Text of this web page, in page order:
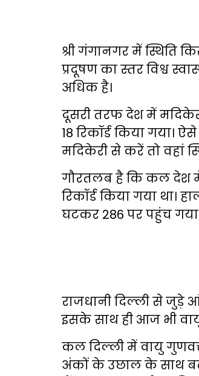
श्री गंगानगर में स्थिति
प्रदूषण का स्तर विश्व
अधिक है।
दूसरी तरफ देश में
18 रिकॉर्ड किया गया।
मदिकेरी से करें तो वहां
गौरतलब है कि कल देश में
रिकॉर्ड किया गया
घटकर 286 पर पहुंच गया
राजधानी दिल्ली से जुड़े
इसके साथ ही आज भी वायु
कल दिल्ली में वायु
अंकों के उछाल के साथ